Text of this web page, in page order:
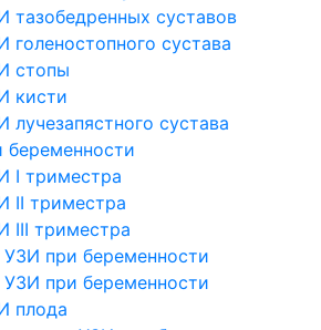
тазобедренных суставов
голеностопного сустава
стопы
кисти
лучезапястного сустава
беременности
I триместра
II триместра
III триместра
при беременности
при беременности
плода